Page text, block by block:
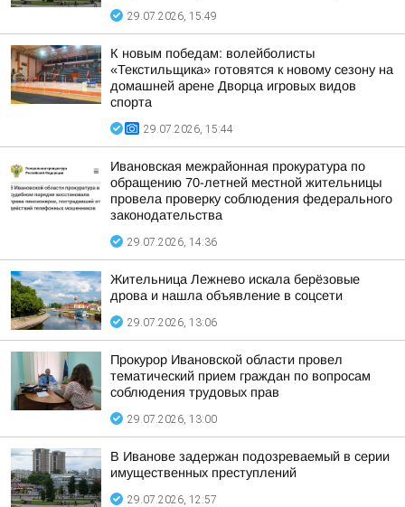
29.07.2026, 15:49
К новым победам: волейболисты
«Текстильщика» готовятся к новому сезону на
домашней арене Дворца игровых видов
спорта
29.07.2026, 15:44
Ивановская межрайонная прокуратура по
обращению 70-летней местной жительницы
провела проверку соблюдения федерального
законодательства
29.07.2026, 14:36
Жительница Лежнево искала берёзовые
дрова и нашла объявление в соцсети
29.07.2026, 13:06
Прокурор Ивановской области провел
тематический прием граждан по вопросам
соблюдения трудовых прав
29.07.2026, 13:00
В Иванове задержан подозреваемый в серии
имущественных преступлений
29.07.2026, 12:57